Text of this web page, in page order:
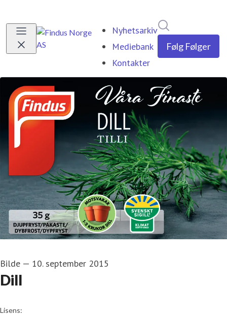
Nyhetsarkiv
Mediebank
Kontakter
Følg Følger
Bilde — 10. september 2015
Dill
go to media item
Lisens: